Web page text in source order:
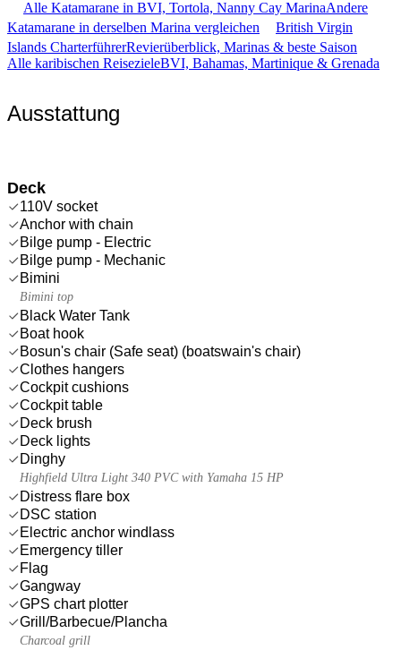
Alle Katamarane in BVI, Tortola, Nanny Cay MarinaAndere
Katamarane in derselben Marina vergleichen
British Virgin
Islands CharterführerRevierüberblick, Marinas & beste Saison
Alle karibischen ReisezieleBVI, Bahamas, Martinique & Grenada
Ausstattung
Deck
110V socket
Anchor with chain
Bilge pump - Electric
Bilge pump - Mechanic
Bimini
Bimini top
Black Water Tank
Boat hook
Bosun's chair (Safe seat) (boatswain's chair)
Clothes hangers
Cockpit cushions
Cockpit table
Deck brush
Deck lights
Dinghy
Highfield Ultra Light 340 PVC with Yamaha 15 HP
Distress flare box
DSC station
Electric anchor windlass
Emergency tiller
Flag
Gangway
GPS chart plotter
Grill/Barbecue/Plancha
Charcoal grill